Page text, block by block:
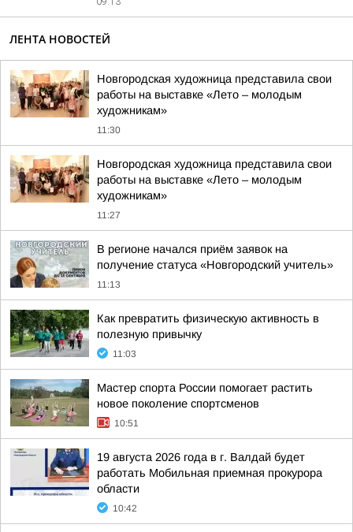
ЛЕНТА НОВОСТЕЙ
Новгородская художница представила свои
работы на выставке «Лето – молодым
художникам»
11:30
Новгородская художница представила свои
работы на выставке «Лето – молодым
художникам»
11:27
В регионе начался приём заявок на
получение статуса «Новгородский учитель»
11:13
Как превратить физическую активность в
полезную привычку
11:03
Мастер спорта России помогает растить
новое поколение спортсменов
10:51
19 августа 2026 года в г. Валдай будет
работать Мобильная приемная прокурора
области
10:42